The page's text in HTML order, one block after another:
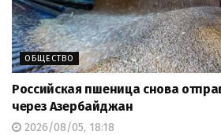
ОБЩЕСТВО
Российская пшеница снова
через Азербайджан
2026/08/05, 18:18